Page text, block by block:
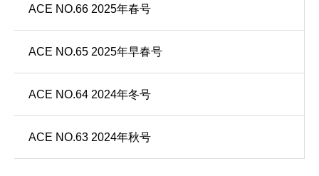
ACE NO.66 2025年春号
ACE NO.65 2025年早春号
ACE NO.64 2024年冬号
ACE NO.63 2024年秋号